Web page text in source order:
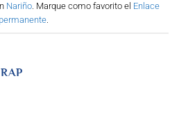
Nariño. Marque como favorito el Enlace
permanente.